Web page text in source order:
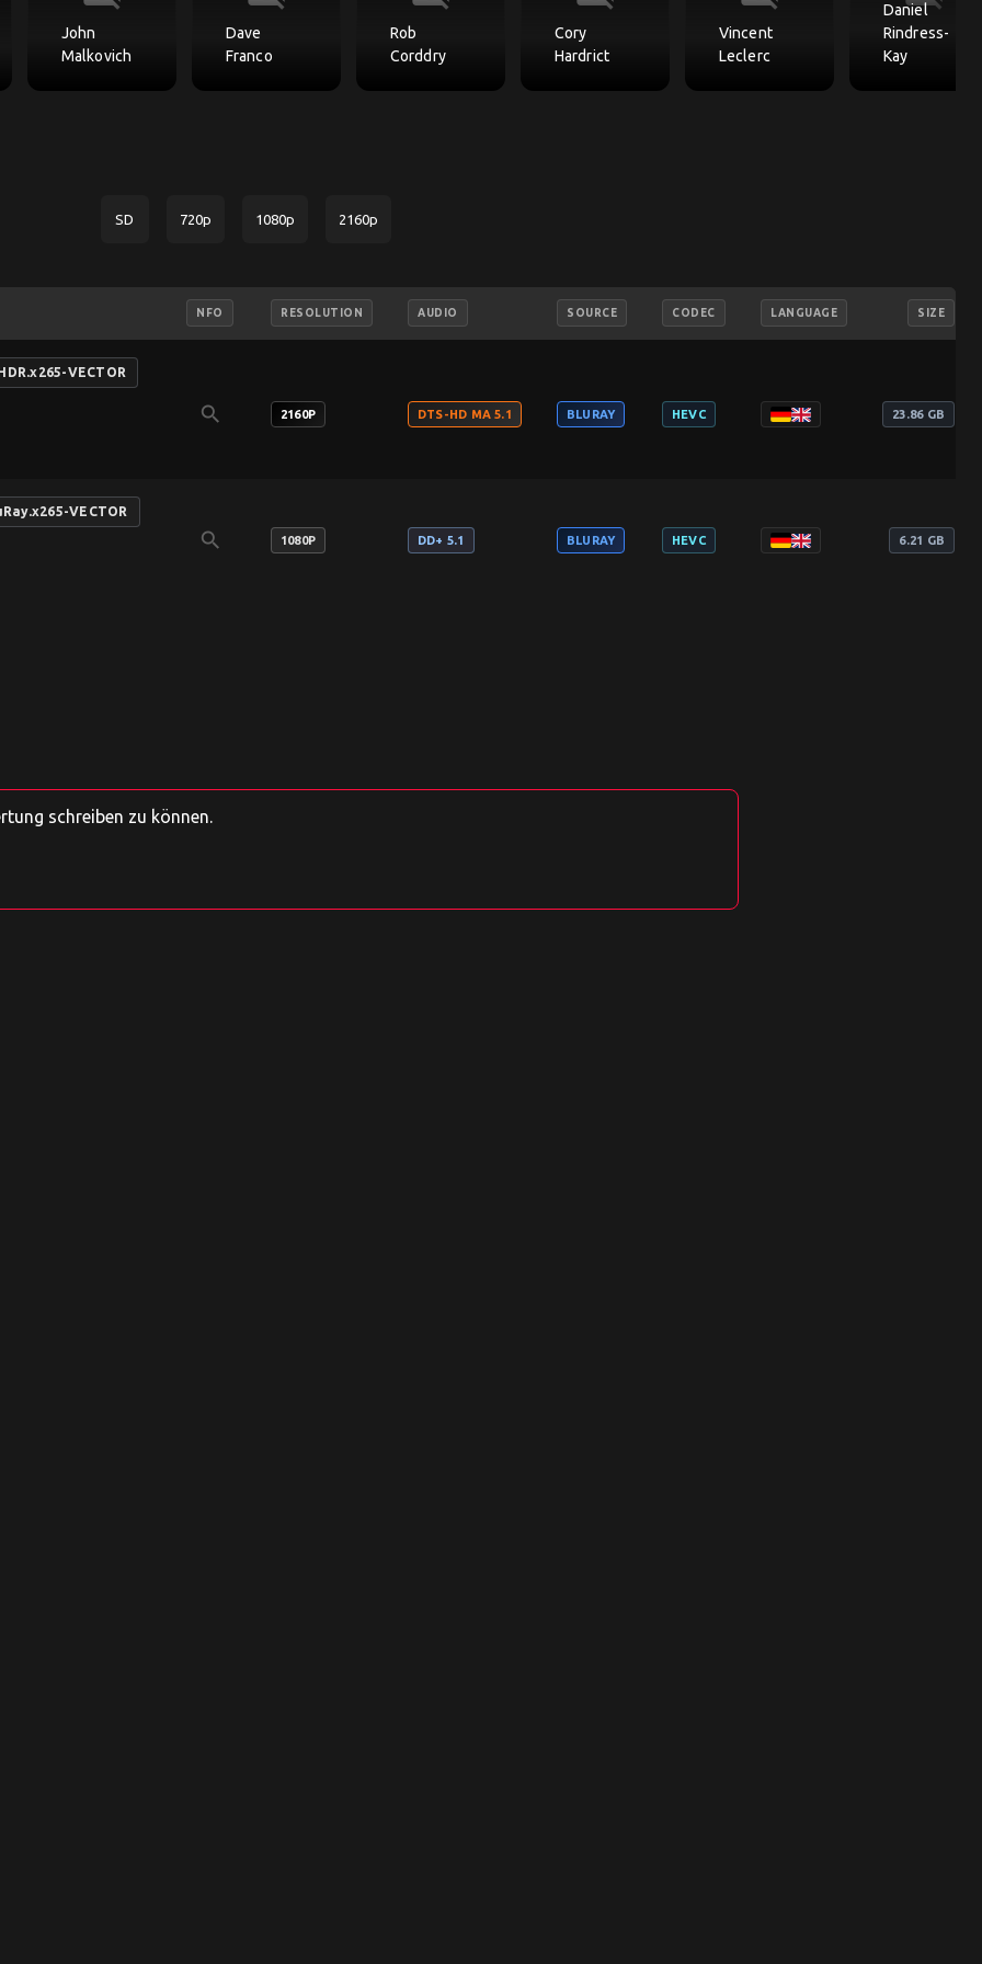
John
Malkovich
Dave
Franco
Rob
Corddry
Cory
Hardrict
Vincent
Leclerc
Daniel
Rindress-
Kay
SD 720p 1080p 2160p
NFO RESOLUTION AUDIO SOURCE CODEC LANGUAGE SIZE
VECTOR
search 2160P DTS-HD MA 5.1 BLURAY HEVC 23.86 GB
VECTOR
search 1080P DD+ 5.1 BLURAY HEVC 6.21 GB
schreiben zu können.